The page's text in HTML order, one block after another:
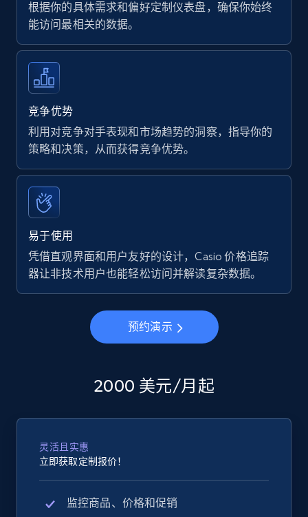
根据你的具体需求和偏好定制仪表盘，确保你始终
能访问最相关的数据。
竞争优势
利用对竞争对手表现和市场趋势的洞察，指导你的
策略和决策，从而获得竞争优势。
易于使用
凭借直观界面和用户友好的设计，Casio 价格追踪
器让非技术用户也能轻松访问并解读复杂数据。
预约演示
2000 美元/月起
灵活且实惠
立即获取定制报价！
监控商品、价格和促销